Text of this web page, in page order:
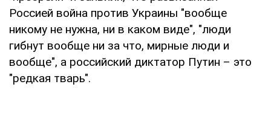
Россией война против Украины "вообще
никому не нужна, ни в каком виде", "люди
гибнут вообще ни за что, мирные люди и
вообще", а российский диктатор Путин – это
"редкая тварь".